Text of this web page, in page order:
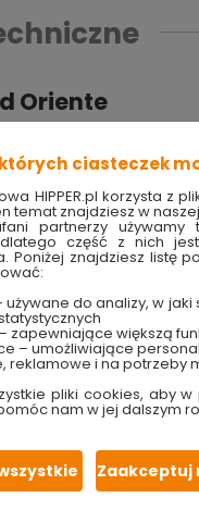
Oriente
tkaninom
się prasują.
750 ml
Unii Europejskiej:
ciasteczek
HIPPER.pl korzysta z
temat znajdziesz w
partnerzy używamy
część z nich
Poniżej znajdziesz listę
używane do analizy, w
zapewniające większą
– umożliwiające
reklamowe i na potrzeby
pliki cookies, aby
nam w jej dalszym
Zaakceptuj